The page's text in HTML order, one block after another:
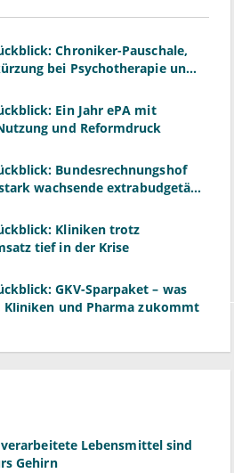
Chroniker-Pauschale,
bei Psychotherapie und
Ein Jahr ePA mit
und Reformdruck
Bundesrechnungshof
wachsende extrabudgetäre
Kliniken trotz
tief in der Krise
GKV-Sparpaket – was
Kliniken und Pharma zukommt
Lebensmittel sind
Gehirn